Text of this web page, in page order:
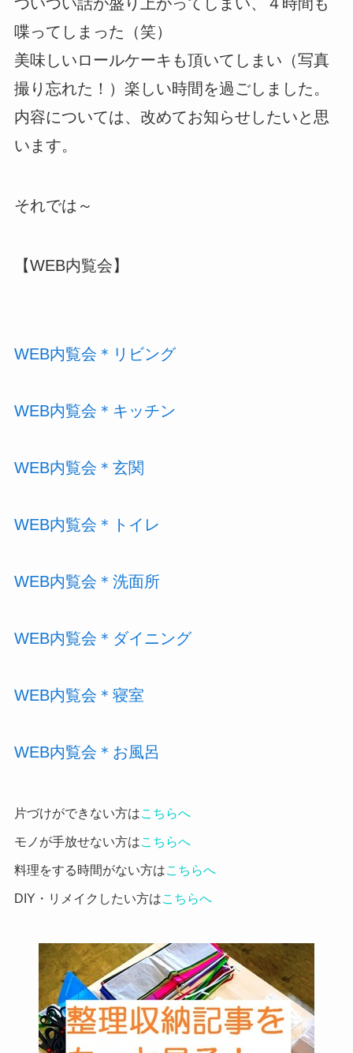
喋ってしまった（笑）
美味しいロールケーキも頂いてしまい（写真
撮り忘れた！）楽しい時間を過ごしました。
内容については、改めてお知らせしたいと思
います。
それでは～
【WEB内覧会】
WEB内覧会＊リビング
WEB内覧会＊キッチン
WEB内覧会＊玄関
WEB内覧会＊トイレ
WEB内覧会＊洗面所
WEB内覧会＊ダイニング
WEB内覧会＊寝室
WEB内覧会＊お風呂
片づけができない方はこちらへ
モノが手放せない方はこちらへ
料理をする時間がない方はこちらへ
DIY・リメイクしたい方はこちらへ